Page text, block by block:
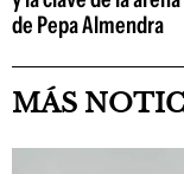
de Pepa Almendra
MÁS